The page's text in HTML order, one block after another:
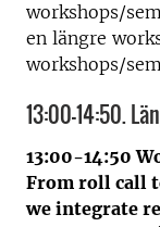
workshops/
en längre
workshops/
13:00-14:50.
13:00-14:50
From roll call
we integrate